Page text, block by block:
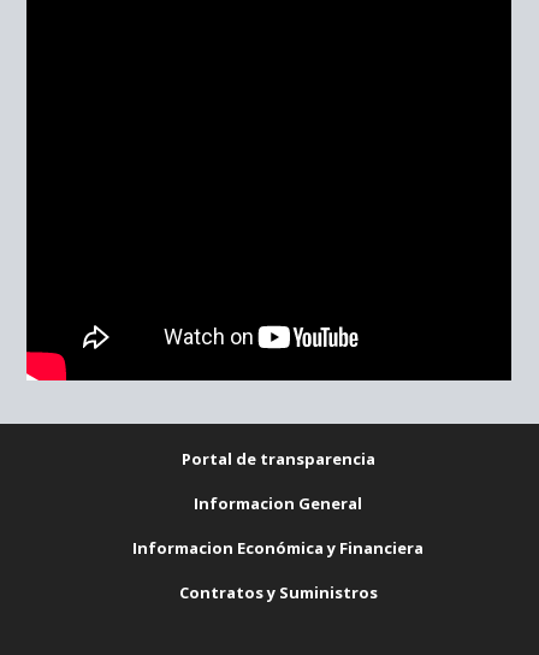
Portal de transparencia
Informacion General
Informacion Económica y Financiera
Contratos y Suministros